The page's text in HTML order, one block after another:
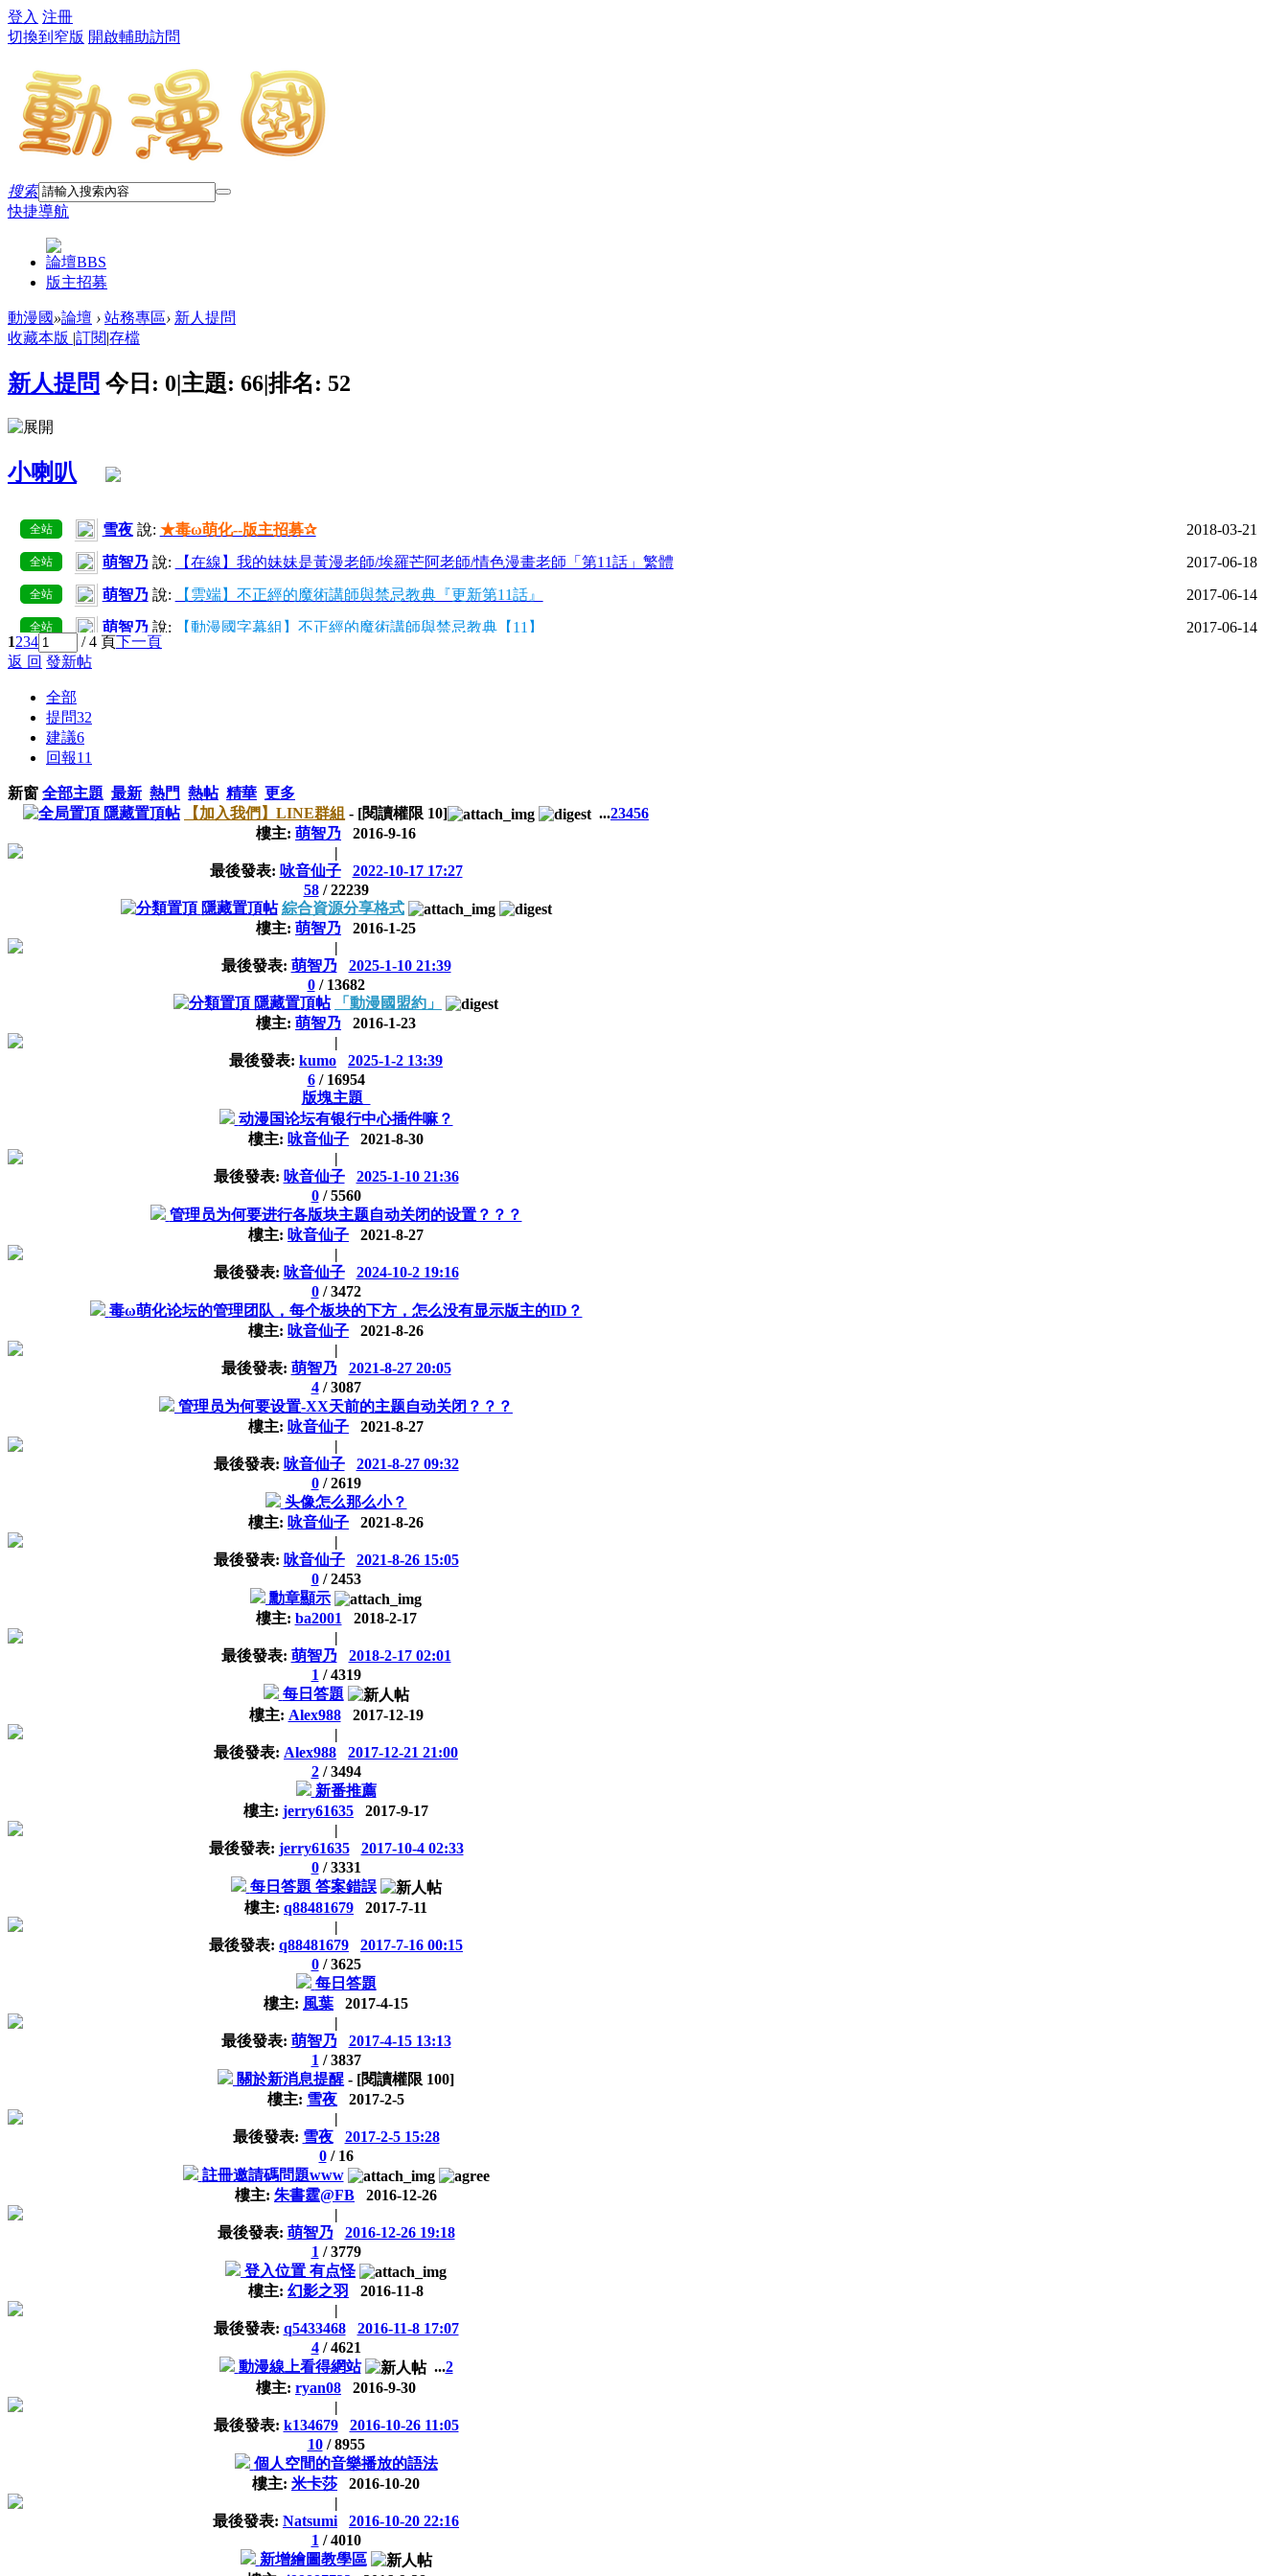
登入 注冊
切換到窄版 開啟輔助訪問
搜索
快捷導航
論壇BBS
版主招募
動漫國»論壇 › 站務專區› 新人提問
收藏本版 |訂閱|存檔
新人提問 今日: 0|主題: 66|排名: 52
小喇叭
全站 雪夜說: ★毒ω萌化--版主招募✰ 2018-03-21
全站 萌智乃說: 【在線】我的妹妹是黃漫老師/埃羅芒阿老師/情色漫畫老師「第11話」繁體 2017-06-18
全站 萌智乃說: 【雲端】不正經的魔術講師與禁忌教典『更新第11話』 2017-06-14
全站 萌智乃說: 【動漫國字幕組】不正經的魔術講師與禁忌教典【11】 2017-06-14
全站
全站
全站
全站
全站 萌智乃 說:【雲端】不正經的魔術講師與禁忌教典『更新第10話』
1234 / 4 頁下一頁
返 回 發新帖
全部
提問32
建議6
回報11
新窗 全部主題 最新 熱門 熱帖 精華 更多
隱藏置頂帖
【加入我們】LINE群組 - [閱讀權限 10] ...23456
樓主: 萌智乃
2016-9-16
|
最後發表: 咏音仙子
2022-10-17 17:27
58/22239
隱藏置頂帖 綜合資源分享格式
樓主: 萌智乃
2016-1-25
|
最後發表: 萌智乃
2025-1-10 21:39
0/ 13682
隱藏置頂帖
「動漫國盟約」
樓主: 萌智乃
2016-1-23
|
最後發表: kumo
2025-1-2 13:39
6/ 16954
版塊主題
动漫国论坛有银行中心插件嘛？
樓主: 咏音仙子
2021-8-30
|
最後發表: 咏音仙子
2025-1-10 21:36
0/5560
管理员为何要进行各版块主题自动关闭的设置？？？
樓主: 咏音仙子
2021-8-27
|
最後發表: 咏音仙子
2024-10-2 19:16
0/3472
毒ω萌化论坛的管理团队，每个板块的下方，怎么没有显示版主的ID？
樓主: 咏音仙子
2021-8-26
|
最後發表: 萌智乃
2021-8-27 20:05
4/3087
管理员为何要设置-XX天前的主题自动关闭？？？
樓主: 咏音仙子
2021-8-27
|
最後發表: 咏音仙子
2021-8-27 09:32
0/2619
头像怎么那么小？
樓主: 咏音仙子
2021-8-26
|
最後發表: 咏音仙子
2021-8-26 15:05
0/2453
勳章顯示
樓主: ba2001
2018-2-17
|
最後發表: 萌智乃
2018-2-17 02:01
1 /4319
每日答題
樓主: Alex988
2017-12-19
|
最後發表: Alex988
2017-12-21 21:00
2/3494
新番推薦
樓主: jerry61635
2017-9-17
|
最後發表: jerry61635
2017-10-4 02:33
0/3331
每日答題 答案錯誤
樓主: q88481679
2017-7-11
|
最後發表: q88481679
2017-7-16 00:15
0/3625
每日答題
樓主: 風葉
2017-4-15
|
最後發表: 萌智乃
2017-4-15 13:13
1 /3837
關於新消息提醒 - [閱讀權限 100]
樓主: 雪夜
2017-2-5
|
最後發表: 雪夜
2017-2-5 15:28
0/ 16
註冊邀請碼問題www
樓主: 朱書霆@FB
2016-12-26
|
最後發表: 萌智乃
2016-12-26 19:18
1 /3779
登入位置 有点怪
樓主: 幻影之羽
2016-11-8
|
最後發表: q5433468
2016-11-8 17:07
4/4621
動漫線上看得網站
...2
樓主: ryan08
2016-9-30
|
最後發表: k134679
2016-10-26 11:05
10/8955
個人空間的音樂播放的語法
樓主: 米卡莎
2016-10-20
|
最後發表: Natsumi
2016-10-20 22:16
1 /4010
新增繪圖教學區